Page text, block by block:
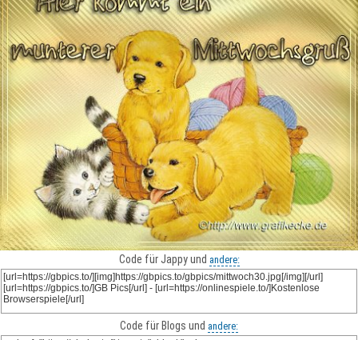
Code für Jappy und andere:
Code für Blogs und andere: